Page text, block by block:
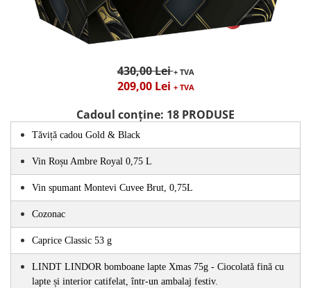
430,00 Lei+ TVA
209,00 Lei + TVA
Cadoul conține: 18 PRODUSE
Tăviță cadou Gold & Black
Vin Roșu Ambre Royal 0,75 L
Vin spumant Montevi Cuvee Brut, 0,75L
Cozonac
Caprice Classic 53 g
LINDT LINDOR bomboane lapte Xmas 75g - Ciocolată fină cu
lapte și interior catifelat, într-un ambalaj festiv.